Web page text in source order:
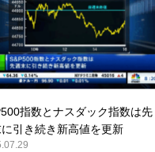
指数とナスダック指数は先
引き続き新高値を更新